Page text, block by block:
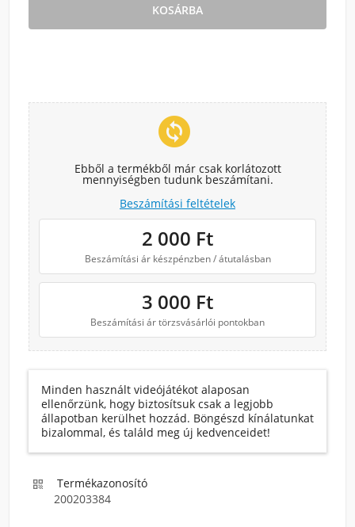
KOSÁRBA
change_circle
Ebből a termékből már csak korlátozott
mennyiségben tudunk beszámítani.
Beszámítási feltételek
2 000 Ft
Beszámítási ár készpénzben / átutalásban
3 000 Ft
Beszámítási ár törzsvásárlói pontokban
Minden használt videójátékot alaposan
ellenőrzünk, hogy biztosítsuk csak a legjobb
állapotban kerülhet hozzád. Böngészd kínálatunkat
bizalommal, és találd meg új kedvenceidet!

Termékazonosító
200203384